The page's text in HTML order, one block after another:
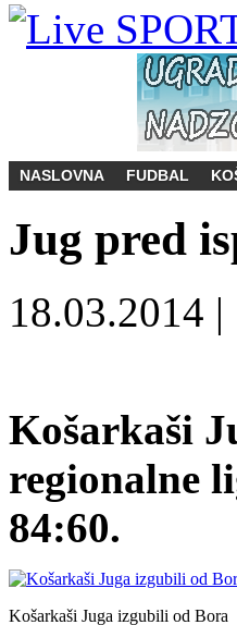
NASLOVNA FUDBAL
Jug pred
18.03.2014 |
Košarkaši
regionalne
84:60.
Košarkaši Juga izgubili od Bora